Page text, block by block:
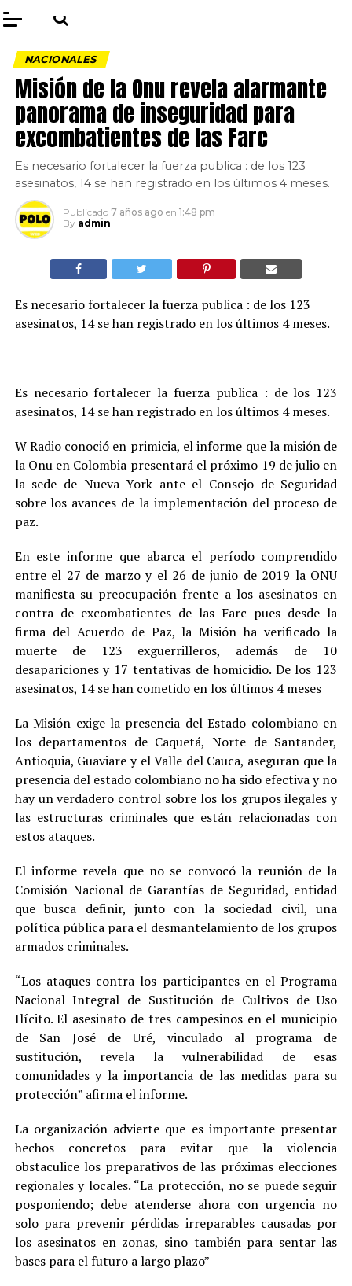
NACIONALES
Misión de la Onu revela alarmante
panorama de inseguridad para
excombatientes de las Farc
Es necesario fortalecer la fuerza publica : de los 123
asesinatos, 14 se han registrado en los últimos 4 meses.
Publicado 7 años ago en 1:48 pm
By admin
Es necesario fortalecer la fuerza publica : de los 123
asesinatos, 14 se han registrado en los últimos 4 meses.
Es necesario fortalecer la fuerza publica : de los 123
asesinatos, 14 se han registrado en los últimos 4 meses.
W Radio conoció en primicia, el informe que la misión de
la Onu en Colombia presentará el próximo 19 de julio en
la sede de Nueva York ante el Consejo de Seguridad
sobre los avances de la implementación del proceso de
paz.
En este informe que abarca el período comprendido
entre el 27 de marzo y el 26 de junio de 2019 la ONU
manifiesta su preocupación frente a los asesinatos en
contra de excombatientes de las Farc pues desde la
firma del Acuerdo de Paz, la Misión ha verificado la
muerte de 123 exguerrilleros, además de 10
desapariciones y 17 tentativas de homicidio. De los 123
asesinatos, 14 se han cometido en los últimos 4 meses
La Misión exige la presencia del Estado colombiano en
los departamentos de Caquetá, Norte de Santander,
Antioquia, Guaviare y el Valle del Cauca, aseguran que la
presencia del estado colombiano no ha sido efectiva y no
hay un verdadero control sobre los los grupos ilegales y
las estructuras criminales que están relacionadas con
estos ataques.
El informe revela que no se convocó la reunión de la
Comisión Nacional de Garantías de Seguridad, entidad
que busca definir, junto con la sociedad civil, una
política pública para el desmantelamiento de los grupos
armados criminales.
“Los ataques contra los participantes en el Programa
Nacional Integral de Sustitución de Cultivos de Uso
Ilícito. El asesinato de tres campesinos en el municipio
de San José de Uré, vinculado al programa de
sustitución, revela la vulnerabilidad de esas
comunidades y la importancia de las medidas para su
protección” afirma el informe.
La organización advierte que es importante presentar
hechos concretos para evitar que la violencia
obstaculice los preparativos de las próximas elecciones
regionales y locales. “La protección, no se puede seguir
posponiendo; debe atenderse ahora con urgencia no
solo para prevenir pérdidas irreparables causadas por
los asesinatos en zonas, sino también para sentar las
bases para el futuro a largo plazo”